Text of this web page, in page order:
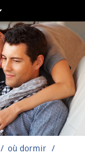
où dormir